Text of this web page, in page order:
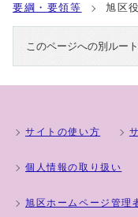
要綱・要領等
旭区
このページへの別ルート
サイトの使い方
個人情報の取り扱い
旭区ホームページ管理